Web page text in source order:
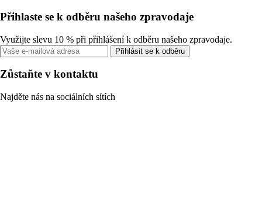
Přihlaste se k odběru našeho zpravodaje
Využijte slevu 10 % při přihlášení k odběru našeho zpravodaje.
Přihlásit se k odběru
Zůstaňte v kontaktu
Najděte nás na sociálních sítích